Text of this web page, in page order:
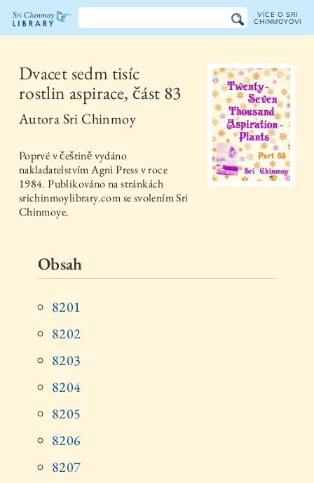
Knihovna
Sri
Chinmoye
VÍCE O SRI
CHINMOYOVI
Dvacet sedm tisíc
rostlin aspirace, část 83
AutoraSri Chinmoy
Poprvé v češtině vydáno
nakladatelstvímAgni Pressv roce
1984. Publikováno na stránkách
srichinmoylibrary.com se svolením Sri
Chinmoye.
Obsah
8201
8202
8203
8204
8205
8206
8207